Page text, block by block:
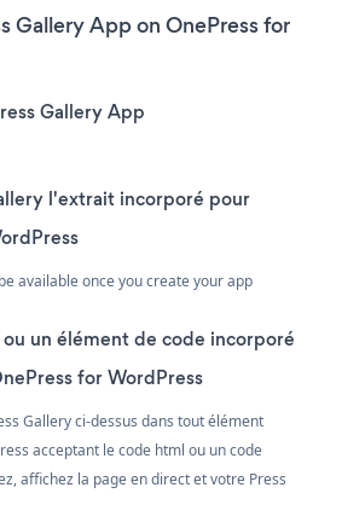
Gallery App on OnePress for
Gallery App
l'extrait incorporé pour
available once you create your app
un élément de code incorporé
for WordPress
Gallery ci-dessus dans tout élément
acceptant le code html ou un code
affichez la page en direct et votre Press